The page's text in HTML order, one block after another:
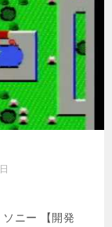
ニー 【開発